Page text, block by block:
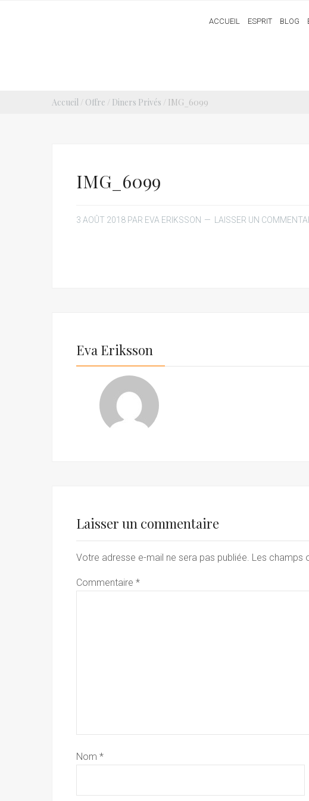
ACCUEIL ESPRIT BLOG
Accueil / Offre / Diners Privés / IMG_6099
IMG_6099
3 AOÛT 2018 PAR EVA ERIKSSON LAISSER UN
Eva Eriksson
Laisser un commentaire
Votre adresse e-mail ne sera pas publiée. Les champs
Commentaire *
Nom *